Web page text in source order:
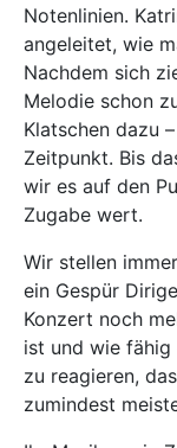
Notenlinien.
angeleitet, wie
Nachdem sich
Melodie schon
Klatschen dazu
Zeitpunkt. Bis
wir es auf den
Zugabe wert.
Wir stellen
ein Gespür
Konzert noch
ist und wie fähig
zu reagieren,
zumindest